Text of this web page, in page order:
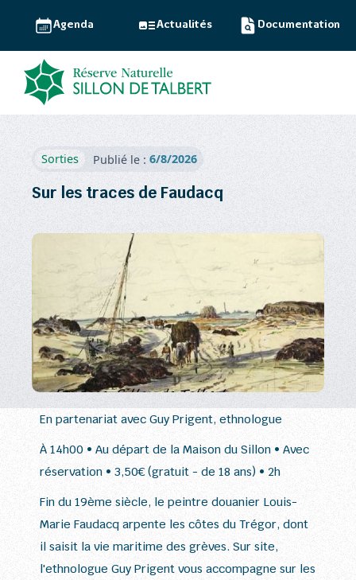
Agenda Actualités Documentation
Sorties Publié le : 6/8/2026
Sur les traces de Faudacq
En partenariat avec Guy Prigent, ethnologue
À 14h00 • Au départ de la Maison du Sillon • Avec
réservation • 3,50€ (gratuit - de 18 ans) • 2h
Fin du 19ème siècle, le peintre douanier Louis-
Marie Faudacq arpente les côtes du Trégor, dont
il saisit la vie maritime des grèves. Sur site,
l'ethnologue Guy Prigent vous accompagne sur les